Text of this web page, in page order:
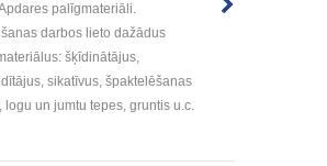
palīgmateriāli.
darbos lieto dažādus
šķīdinātājus,
sikatīvus, špaktelēšanas
logu un jumtu tepes, gruntis u.c.